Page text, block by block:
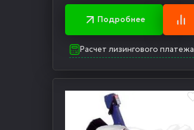
Подробнее
Расчет лизингового платежа